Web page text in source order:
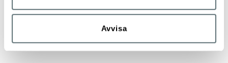
Avvisa